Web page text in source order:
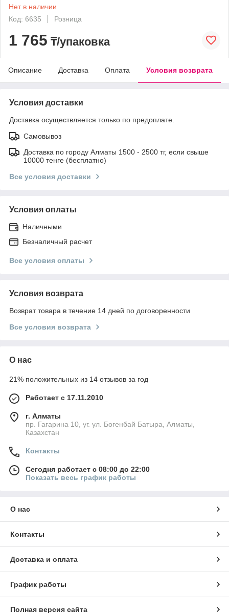
Нет в наличии
Код: 6635
Розница
1 765 ₸/упаковка
Описание Доставка Оплата Условия возврата
Условия доставки
Доставка осуществляется только по предоплате.
Самовывоз
Доставка по городу Алматы 1500 - 2500 тг, если свыше
10000 тенге (бесплатно)
Все условия доставки
Условия оплаты
Наличными
Безналичный расчет
Все условия оплаты
Условия возврата
Возврат товара в течение 14 дней по договоренности
Все условия возврата
О нас
21% положительных из 14 отзывов за год
Работает с 17.11.2010
г. Алматы
пр. Гагарина 10, уг. ул. Богенбай Батыра, Алматы,
Казахстан
Контакты
Сегодня работает с 08:00 до 22:00
Показать весь график работы
О нас
Контакты
Доставка и оплата
График работы
Полная версия сайта